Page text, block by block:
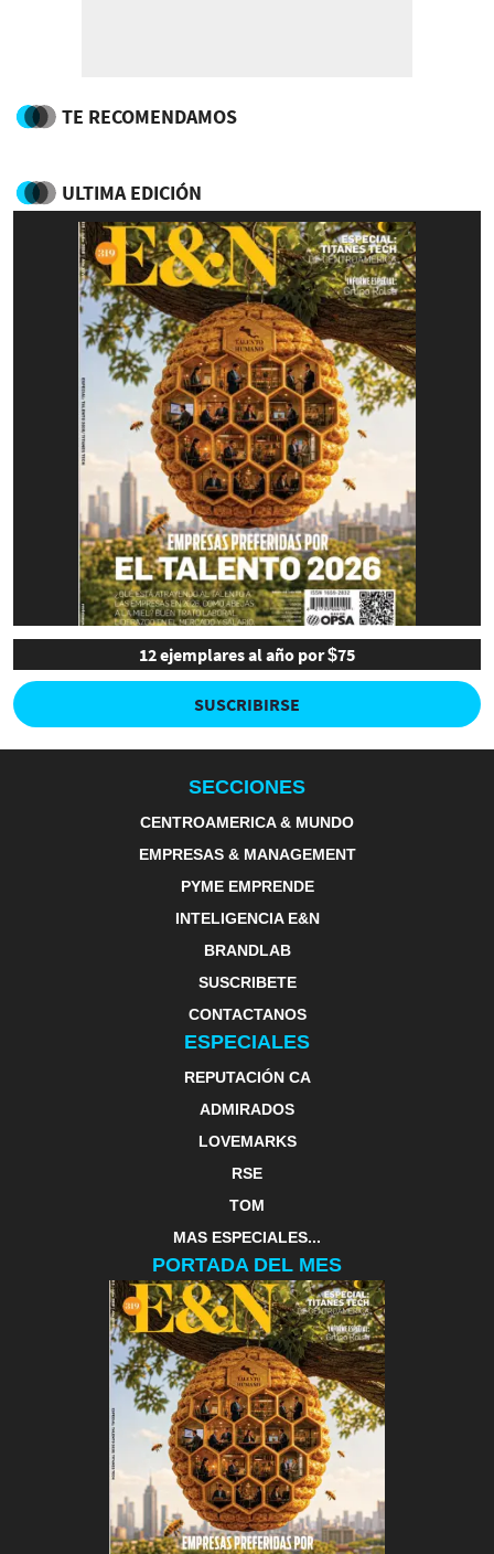
TE RECOMENDAMOS
ULTIMA EDICIÓN
12 ejemplares al año por $75
SUSCRIBIRSE
SECCIONES
CENTROAMERICA & MUNDO
EMPRESAS & MANAGEMENT
PYME EMPRENDE
INTELIGENCIA E&N
BRANDLAB
SUSCRIBETE
CONTACTANOS
ESPECIALES
REPUTACIÓN CA
ADMIRADOS
LOVEMARKS
RSE
TOM
MAS ESPECIALES...
PORTADA DEL MES